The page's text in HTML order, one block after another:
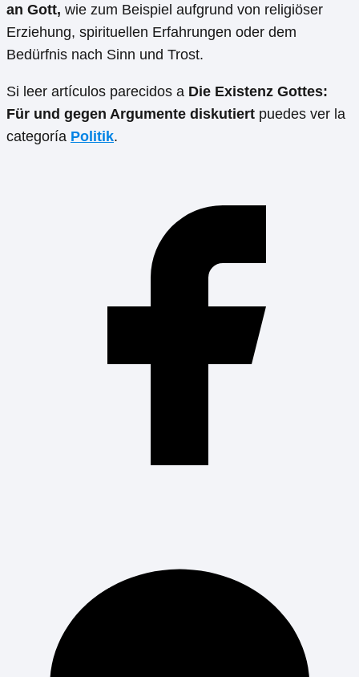
an Gott, wie zum Beispiel aufgrund von religiöser
Erziehung, spirituellen Erfahrungen oder dem
Bedürfnis nach Sinn und Trost.
Si leer artículos parecidos a Die Existenz Gottes:
Für und gegen Argumente diskutiert puedes ver la
categoría Politik.